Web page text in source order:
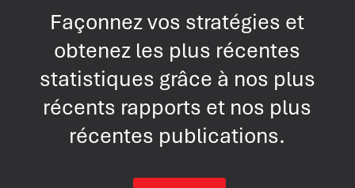
Façonnez vos stratégies et
obtenez les plus récentes
statistiques grâce à nos plus
récents rapports et nos plus
récentes publications.